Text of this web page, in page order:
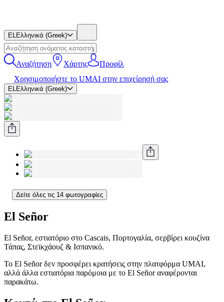
ELΕλληνικά (Greek)
Αναζήτηση Χάρτης
Προφίλ
Χρησιμοποιήστε το UMAI στην επιχείρησή σας
ELΕλληνικά (Greek)
Δείτε όλες τις 14 φωτογραφίες
El Señor
El Señor, εστιατόριο στο Cascais, Πορτογαλία, σερβίρει κουζίνα
Τάπας, Στεϊκχάουζ & Ισπανικό.
Το El Señor δεν προσφέρει κρατήσεις στην πλατφόρμα UMAI,
αλλά άλλα εστιατόρια παρόμοια με το El Señor αναφέρονται
παρακάτω.